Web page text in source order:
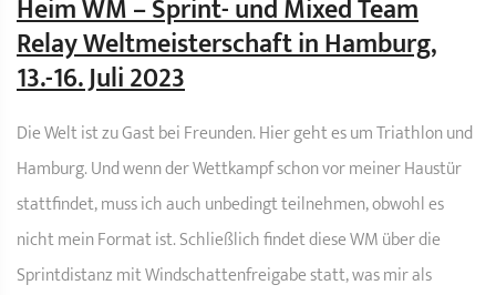
Heim WM – Sprint- und Mixed Team
Relay Weltmeisterschaft in Hamburg,
13.-16. Juli 2023
Die Welt ist zu Gast bei Freunden. Hier geht es um Triathlon und
Hamburg. Und wenn der Wettkampf schon vor meiner Haustür
stattfindet, muss ich auch unbedingt teilnehmen, obwohl es
nicht mein Format ist. Schließlich findet diese WM über die
Sprintdistanz mit Windschattenfreigabe statt, was mir als